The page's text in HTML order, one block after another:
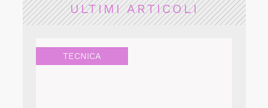
ULTIMI ARTICOLI
TECNICA